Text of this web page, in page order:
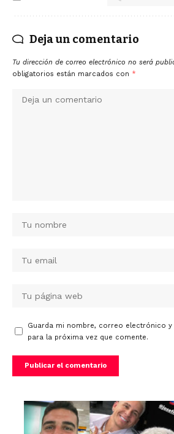
Deja un comentario
Tu dirección de correo electrónico no será
obligatorios están marcados con *
Guarda mi nombre, correo electrónico y
para la próxima vez que comente.